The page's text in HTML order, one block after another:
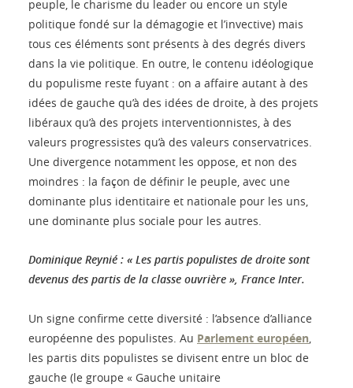
peuple, le charisme du leader ou encore un style
politique fondé sur la démagogie et l’invective) mais
tous ces éléments sont présents à des degrés divers
dans la vie politique. En outre, le contenu idéologique
du populisme reste fuyant : on a affaire autant à des
idées de gauche qu’à des idées de droite, à des projets
libéraux qu’à des projets interventionnistes, à des
valeurs progressistes qu’à des valeurs conservatrices.
Une divergence notamment les oppose, et non des
moindres : la façon de définir le peuple, avec une
dominante plus identitaire et nationale pour les uns,
une dominante plus sociale pour les autres.
Dominique Reynié : « Les partis populistes de droite sont
devenus des partis de la classe ouvrière », France Inter.
Un signe confirme cette diversité : l’absence d’alliance
européenne des populistes. Au Parlement européen,
les partis dits populistes se divisent entre un bloc de
gauche (le groupe « Gauche unitaire